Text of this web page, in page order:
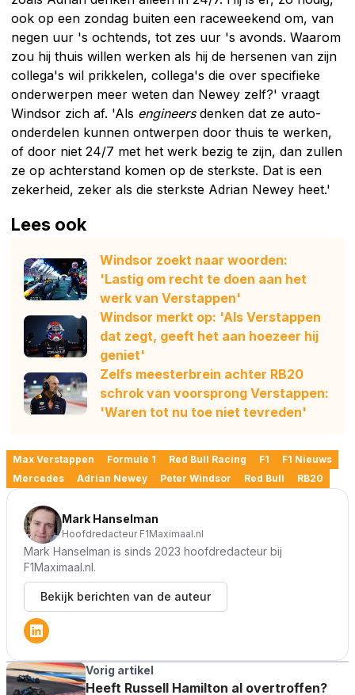
ook op een zondag buiten een raceweekend om, van
negen uur 's ochtends, tot zes uur 's avonds. Waarom
zou hij thuis willen werken als hij de hersenen van zijn
collega's wil prikkelen, collega's die over specifieke
onderwerpen meer weten dan Newey zelf?' vraagt
Windsor zich af. 'Als engineersdenken dat ze auto-
onderdelen kunnen ontwerpen door thuis te werken,
of door niet 24/7 met het werk bezig te zijn, dan zullen
ze op achterstand komen op de sterkste. Dat is een
zekerheid, zeker als die sterkste Adrian Newey heet.'
Lees ook
Windsor zoekt naar woorden:
'Lastig om recht te doen aan het
werk van Verstappen'
Windsor merkt op: 'Als Verstappen
dat zegt, geeft het aan hoezeer hij
geniet'
Zelfs meesterbrein achter RB20
schrok van voorsprong Verstappen:
'Waren tot nu toe niet tevreden'
Max Verstappen Formule 1 Red Bull Racing F1
F1 Nieuws
Mercedes
Adrian Newey Peter Windsor Red Bull RB20
Mark Hanselman
Hoofdredacteur F1Maximaal.nl
Mark Hanselman is sinds 2023 hoofdredacteur bij
F1Maximaal.nl.
Bekijk berichten van de auteur
Vorig artikel
Heeft Russell Hamilton al overtroffen?